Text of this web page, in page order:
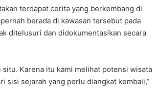
terdapat cerita yang berkembang di
berada di kawasan tersebut pada
ditelusuri dan didokumentasikan secara
Karena itu kami melihat potensi wisata
sisi sejarah yang perlu diangkat kembali,”